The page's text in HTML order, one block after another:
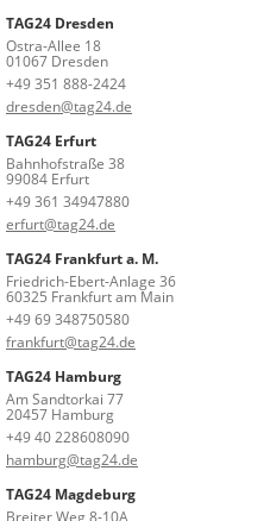
TAG24 Dresden
Ostra-Allee 18
01067 Dresden
+49 351 888-2424
dresden@tag24.de
TAG24 Erfurt
Bahnhofstraße 38
99084 Erfurt
+49 361 34947880
erfurt@tag24.de
TAG24 Frankfurt a. M.
Friedrich-Ebert-Anlage 36
60325 Frankfurt am Main
+49 69 348750580
frankfurt@tag24.de
TAG24 Hamburg
Am Sandtorkai 77
20457 Hamburg
+49 40 228608090
hamburg@tag24.de
TAG24 Magdeburg
Breiter Weg 8-10A